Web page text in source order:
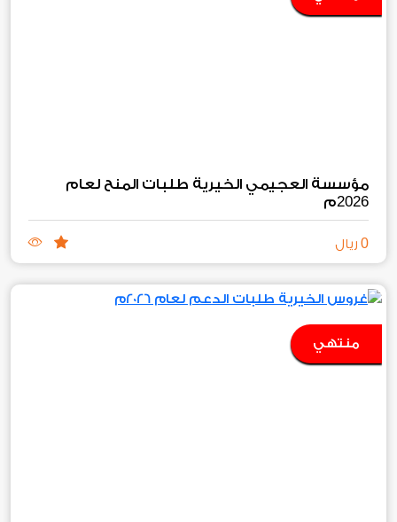
مؤسسة العجيمي الخيرية طلبات المنح لعام
2026م
0 ريال
منتهي